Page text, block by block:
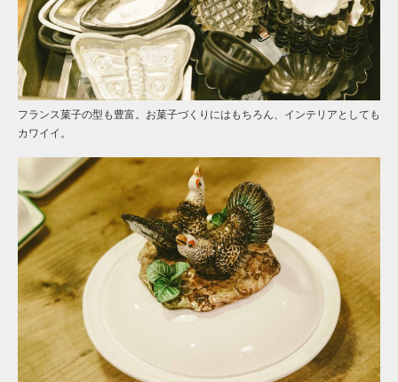
フランス菓子の型も豊富。お菓子づくりにはもちろん、インテリアとしても
カワイイ。